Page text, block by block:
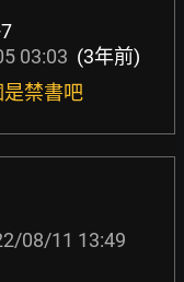
03:03 (3年前)
是禁書吧
08/11 13:49